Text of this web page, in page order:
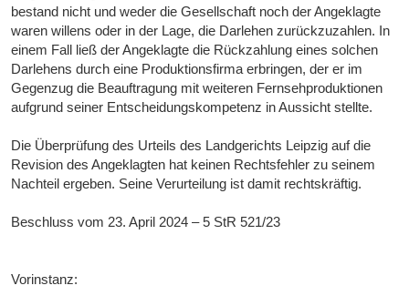
bestand nicht und weder die Gesellschaft noch der Angeklagte
waren willens oder in der Lage, die Darlehen zurückzuzahlen. In
einem Fall ließ der Angeklagte die Rückzahlung eines solchen
Darlehens durch eine Produktionsfirma erbringen, der er im
Gegenzug die Beauftragung mit weiteren Fernsehproduktionen
aufgrund seiner Entscheidungskompetenz in Aussicht stellte.
Die Überprüfung des Urteils des Landgerichts Leipzig auf die
Revision des Angeklagten hat keinen Rechtsfehler zu seinem
Nachteil ergeben. Seine Verurteilung ist damit rechtskräftig.
Beschluss vom 23. April 2024 – 5 StR 521/23
Vorinstanz: